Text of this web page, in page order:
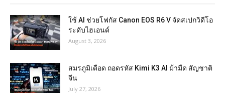
ใช้ AI ช่วยโฟกัส Canon EOS R6 V จัดสเปกวิดีโอ
ระดับไฮเอนด์
August 3, 2026
สมรภูมิเดือด ถอดรหัส Kimi K3 AI ม้ามืด สัญชาติ
จีน
July 27, 2026